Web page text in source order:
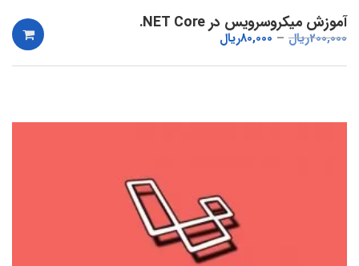
آموزش میکروسرویس در NET Core.
200,000ریال 80,000ریال